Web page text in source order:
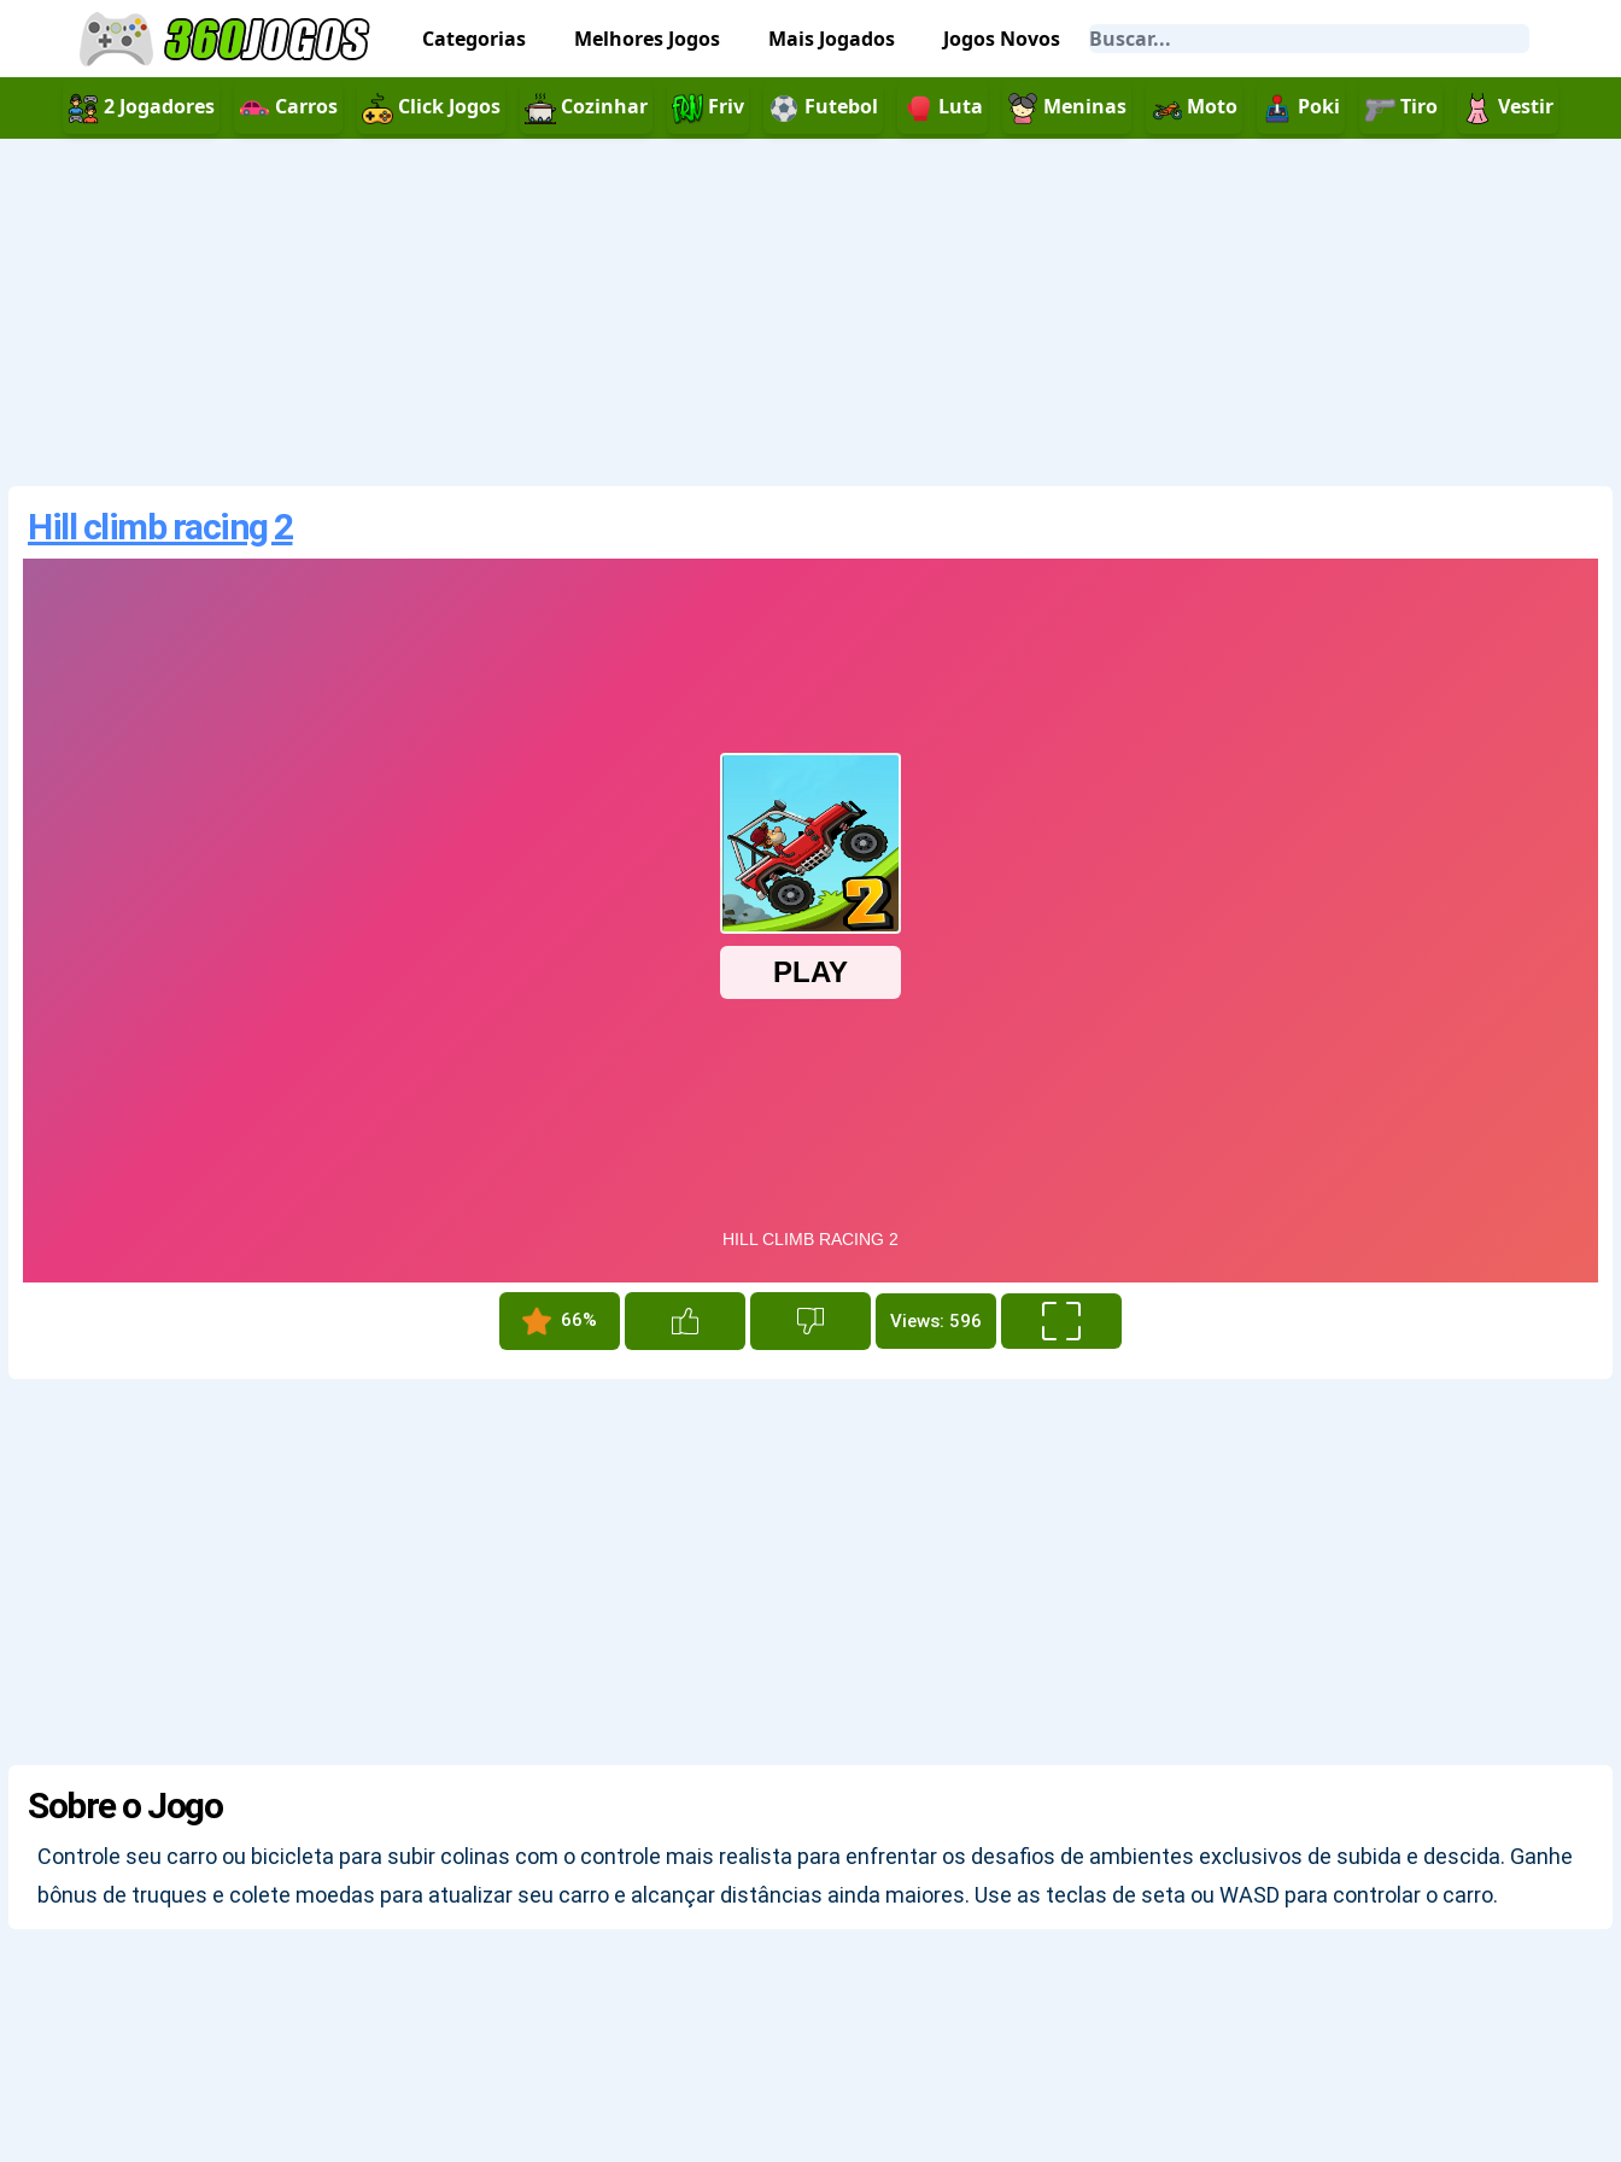
Categorias Melhores Jogos Mais Jogados Jogos Novos
2 Jogadores Carros Click Jogos Cozinhar Friv Futebol Luta Meninas Moto Poki Tiro Vestir
Hill climb racing 2
66% Views: 596
Sobre o Jogo
Controle seu carro ou bicicleta para subir colinas com o controle mais realista para enfrentar os desafios de ambientes exclusivos de subida e descida. Ganhe
bônus de truques e colete moedas para atualizar seu carro e alcançar distâncias ainda maiores. Use as teclas de seta ou WASD para controlar o carro.